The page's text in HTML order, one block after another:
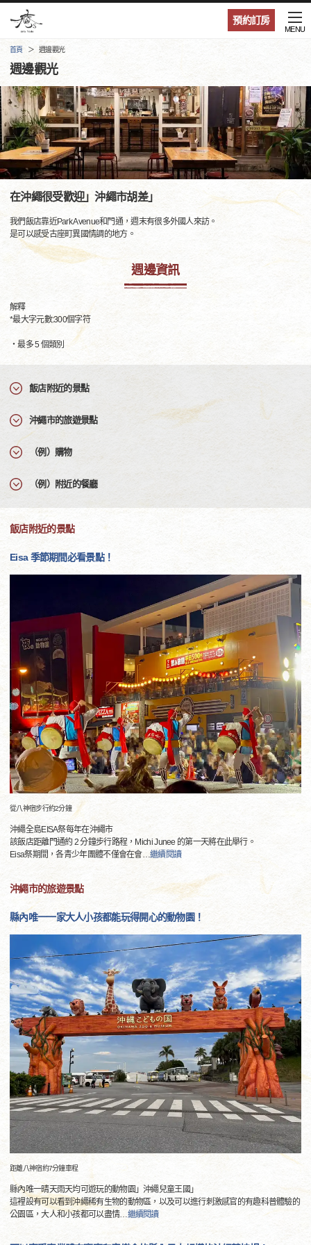
預約訂房
MENU
首頁 週邊觀光
週邊觀光
在沖繩很受歡迎」沖繩市胡差」
我們飯店靠近Park Avenue和門通，週末有很多外國人來訪。
是可以感受古座町異國情調的地方。
週邊資訊
解釋
*最大字元數:300個字符
・最多 5 個類別
飯店附近的景點
沖繩市的旅遊景點
（例）購物
（例）附近的餐廳
飯店附近的景點
Eisa 季節期間必看景點！
從八神宿步行約2分鐘
沖繩全島EISA祭每年在沖繩市
該飯店距離門通約 2 分鐘步行路程，Michi Junee 的第一天將在此舉行。
Eisa祭期間，各青少年團體不僅會在會…繼續閱讀
沖繩市的旅遊景點
縣內唯一一家大人小孩都能玩得開心的動物園！
距離八神宿約7分鐘車程
縣內唯一晴天雨天均可遊玩的動物園」沖繩兒童王國」
這裡設有可以看到沖繩稀有生物的動物區，以及可以進行刺激感官的有趣科普體驗的
公園區，大人和小孩都可以盡情…繼續閱讀